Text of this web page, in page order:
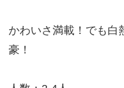
かわいさ満載！でも白
豪！